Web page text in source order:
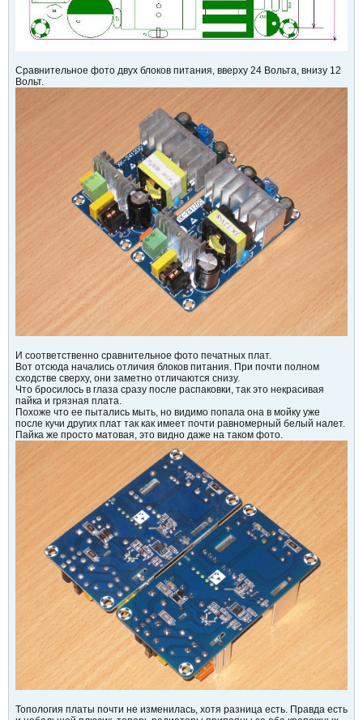
Сравнительное фото двух блоков питания, вверху 24 Вольта, внизу 12
Вольт.
И соответственно сравнительное фото печатных плат.
Вот отсюда начались отличия блоков питания. При почти полном
сходстве сверху, они заметно отличаются снизу.
Что бросилось в глаза сразу после распаковки, так это некрасивая
пайка и грязная плата.
Похоже что ее пытались мыть, но видимо попала она в мойку уже
после кучи других плат так как имеет почти равномерный белый налет.
Пайка же просто матовая, это видно даже на таком фото.
Топология платы почти не изменилась, хотя разница есть. Правда есть